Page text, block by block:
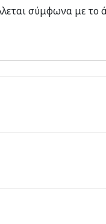
σύμφωνα με το